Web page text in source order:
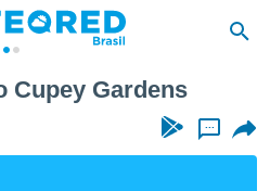
Cupey Gardens
...